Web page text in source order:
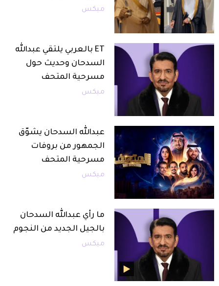
ميكس
ET بالعربي يلتقي عبدالله
السدحان وحديث حول
مسرحية المتحف
ميكس
عبدالله السدحان يشوّق
الجمهور من بروفات
مسرحية المتحف
ميكس
ما رأي عبدالله السدحان
بالجيل الجديد من النجوم
ميكس